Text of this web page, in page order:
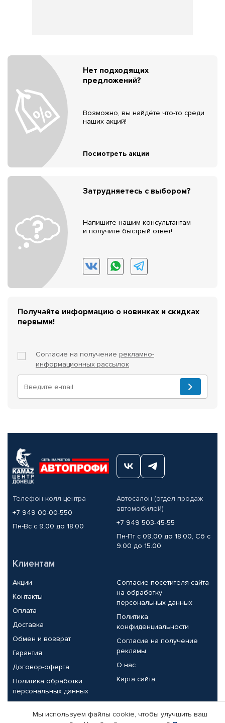
Нет подходящих
предложений?
Возможно, вы найдёте что-то среди
наших акций!
Посмотреть акции
Затрудняетесь с выбором?
Напишите нашим консультантам
и получите быстрый ответ!
Получайте информацию о новинках и скидках
первыми!
Согласие на получение рекламно-
информационных рассылок
Телефон колл-центра
+7 949 00-00-550
Пн-Вс с 9.00 до 18.00
Автосалон (отдел продаж
автомобилей)
+7 949 503-45-55
Пн-Пт с 09.00 до 18.00, Сб с
9.00 до 15.00
Клиентам
Акции
Контакты
Оплата
Доставка
Обмен и возврат
Гарантия
Договор-оферта
Политика обработки
персональных данных
Согласие посетителя сайта
на обработку
персональных данных
Политика
конфиденциальности
Согласие на получение
рекламы
О нас
Карта сайта
Партнерам
Мы используем файлы cookie, чтобы улучшить ваш